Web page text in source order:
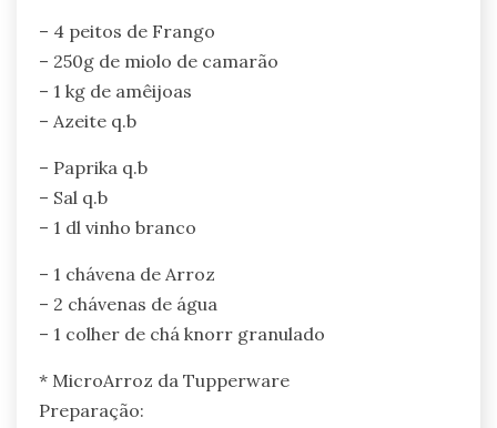
– 4 peitos de Frango
– 250g de miolo de camarão
– 1 kg de amêijoas
– Azeite q.b
– Paprika q.b
– Sal q.b
– 1 dl vinho branco
– 1 chávena de Arroz
– 2 chávenas de água
– 1 colher de chá knorr granulado
* MicroArroz da Tupperware
Preparação: